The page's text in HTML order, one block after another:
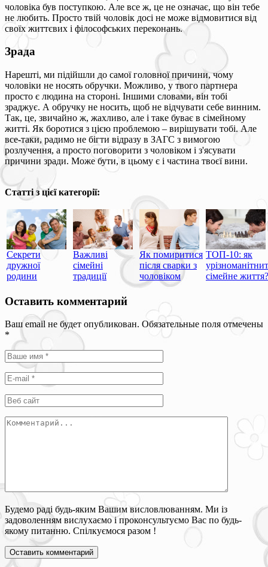
чоловіка був поступкою. Але все ж, це не означає, що він тебе
не любить. Просто твій чоловік досі не може відмовитися від
своїх життєвих і філософських переконань.
Зрада
Нарешті, ми підійшли до самої головної причини, чому
чоловіки не носять обручки. Можливо, у твого партнера
просто є людина на стороні. Іншими словами, він тобі
зраджує. А обручку не носить, щоб не відчувати себе винним.
Так, це, звичайно ж, жахливо, але і таке буває в сімейному
житті. Як боротися з цією проблемою – вирішувати тобі. Але
все-таки, радимо не бігти відразу в ЗАГС з вимогою
розлучення, а просто поговорити з чоловіком і з'ясувати
причини зради. Може бути, в цьому є і частина твоєї вини.
Статті з цієї категорії:
Секрети
дружної
родини
Важливі
сімейні
традиції
Як помиритися
після сварки з
чоловіком
ТОП-10: як
сімейне життя?
Оставить комментарий
Ваш email не будет опубликован. Обязательные поля отмечены
*
Будемо раді будь-яким Вашим висловлюванням. Ми із
задоволенням вислухаємо і проконсультуємо Вас по будь-
якому питанню. Спілкуємося разом !